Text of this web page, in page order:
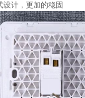
设计，更加的稳固